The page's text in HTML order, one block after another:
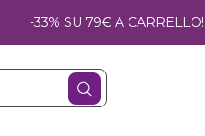
-33% SU 79€ A CARRELLO!